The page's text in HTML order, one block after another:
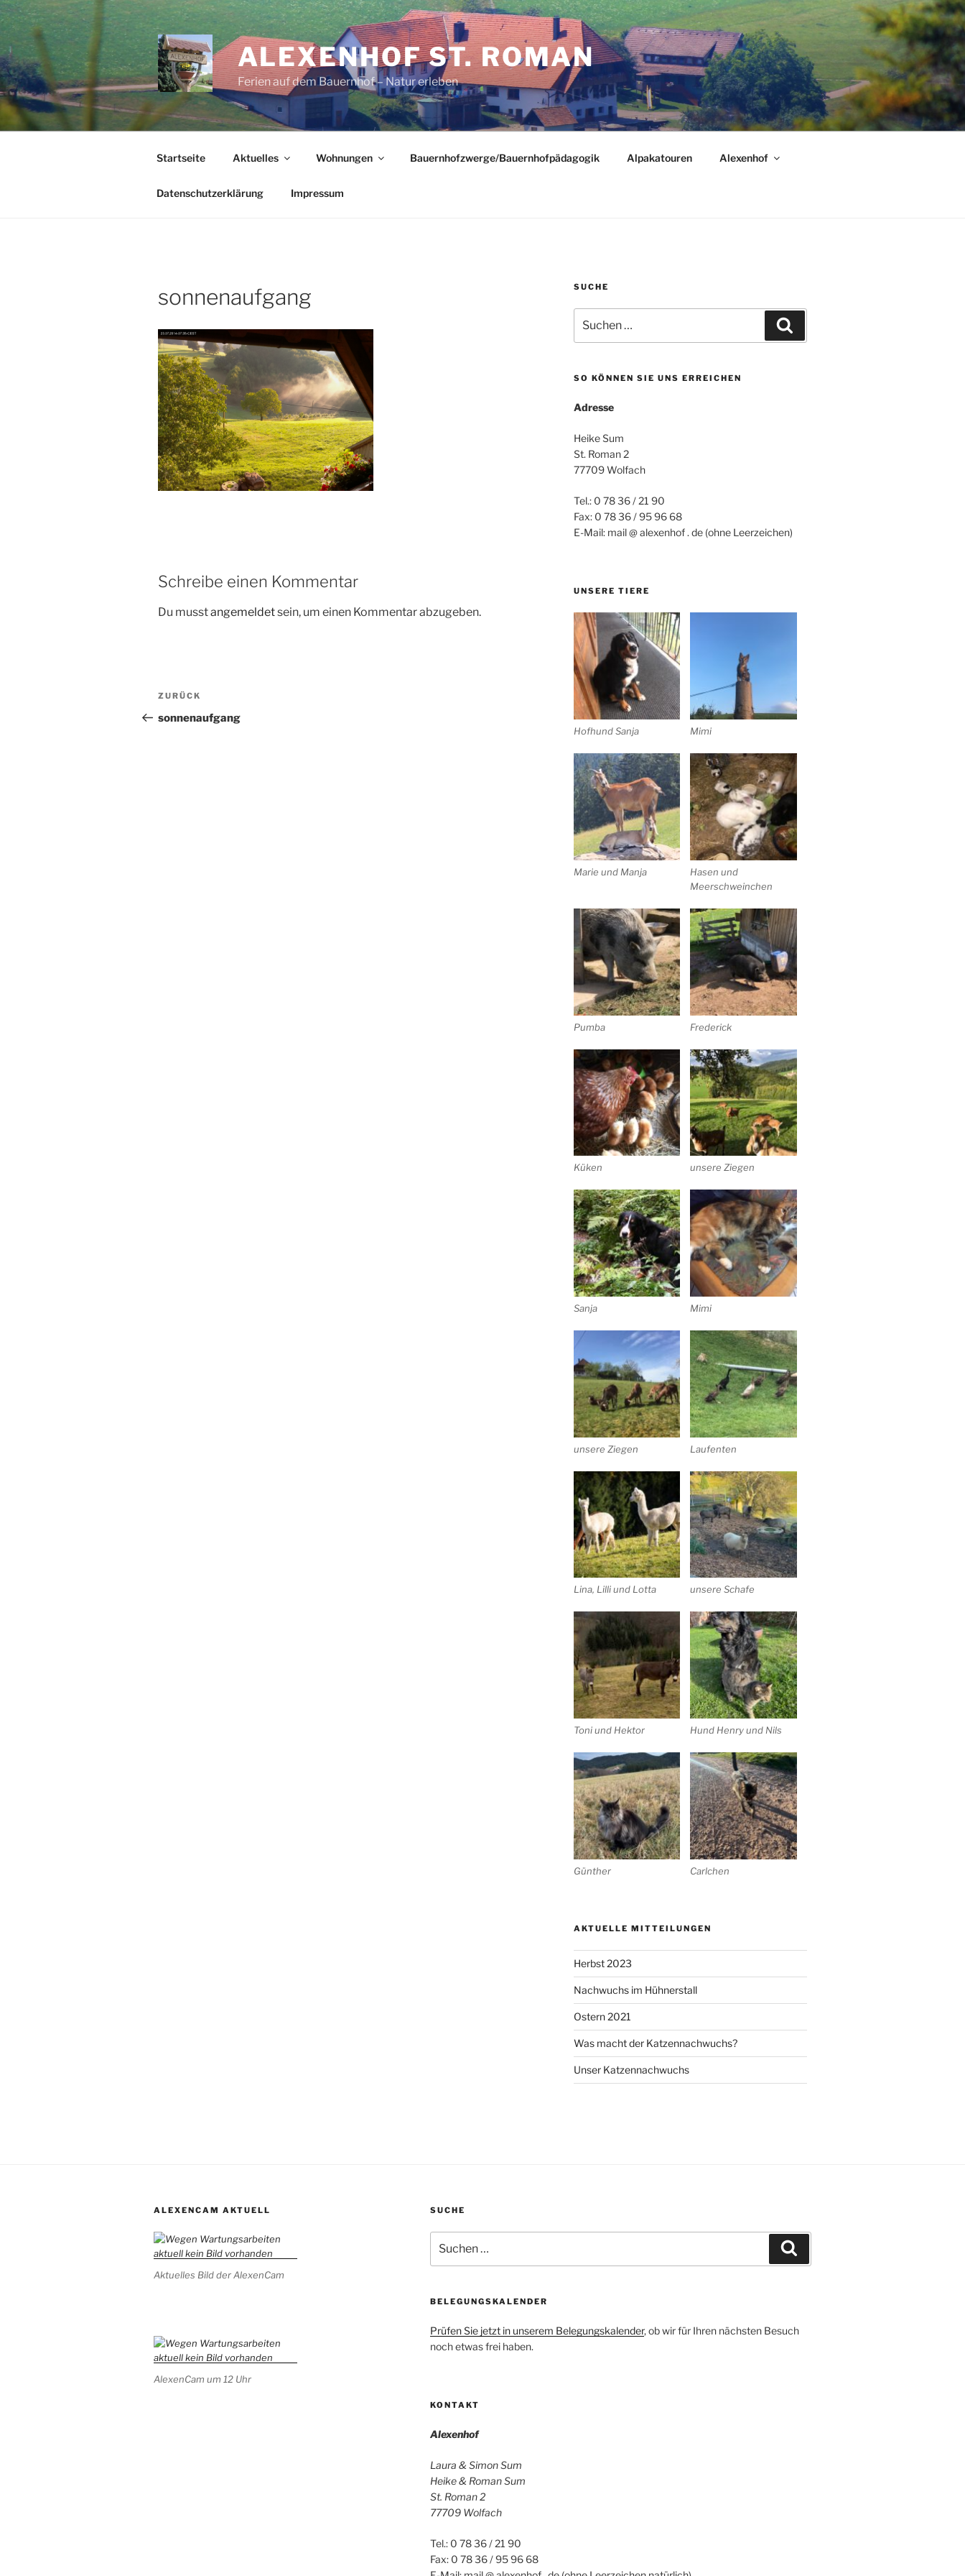
Zum
Inhalt
springen
ALEXENHOF ST. ROMAN
Ferien auf dem Bauernhof – Natur erleben
Startseite Aktuelles Wohnungen Bauernhofzwerge/Bauernhofpädagogik Alpakatouren Alexenhof
Datenschutzerklärung Impressum
sonnenaufgang
Schreibe einen Kommentar
Du musstangemeldetsein, um einen Kommentar abzugeben.
Beitragsnavigation
Vorheriger
Beitrag
ZURÜCK
sonnenaufgang
SUCHE
nach:
SO KÖNNEN SIE UNS ERREICHEN
Adresse
Heike Sum
St. Roman 2
77709 Wolfach
Tel.: 0 78 36 / 21 90
Fax: 0 78 36 / 95 96 68
E-Mail: mail @ alexenhof . de (ohne Leerzeichen)
UNSERE TIERE
Hofhund Sanja Mimi
Marie und Manja
Hasen und
Meerschweinchen
Pumba Frederick
Küken unsere Ziegen
Sanja Mimi
unsere Ziegen Laufenten
Lina, Lilli und Lotta unsere Schafe
Toni und Hektor Hund Henry und Nils
Günther Carlchen
AKTUELLE MITTEILUNGEN
Herbst 2023
Nachwuchs im Hühnerstall
Ostern 2021
Was macht der Katzennachwuchs?
Unser Katzennachwuchs
ALEXENCAM AKTUELL
Aktuelles Bild der AlexenCam
AlexenCam um 12 Uhr
SUCHE
nach:
BELEGUNGSKALENDER
Prüfen Sie jetzt in unserem Belegungskalender, ob wir für Ihren nächsten Besuch
noch etwas frei haben.
KONTAKT
Alexenhof
Laura & Simon Sum
Heike & Roman Sum
St. Roman 2
77709 Wolfach
Tel.: 0 78 36 / 21 90
Fax: 0 78 36 / 95 96 68